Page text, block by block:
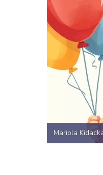
Mariola